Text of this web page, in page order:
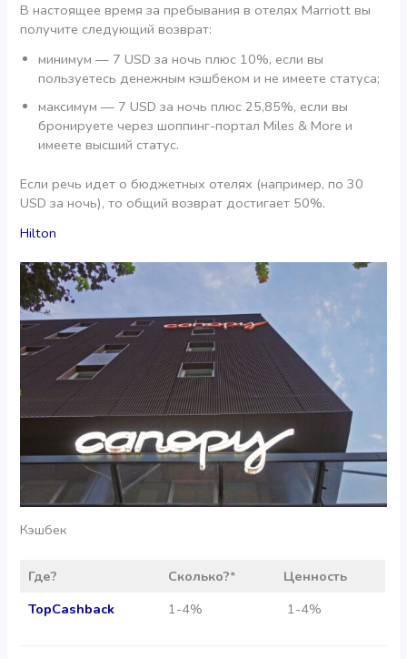
В настоящее время за пребывания в отелях Marriott вы
получите следующий возврат:
минимум — 7 USD за ночь плюс 10%, если вы
пользуетесь денежным кэшбеком и не имеете статуса;
максимум — 7 USD за ночь плюс 25,85%, если вы
бронируете через шоппинг-портал Miles & More и
имеете высший статус.
Если речь идет о бюджетных отелях (например, по 30
USD за ночь), то общий возврат достигает 50%.
Hilton
Кэшбек
Где? Сколько?*
Ценность
TopCashback
1-4% 1-4%